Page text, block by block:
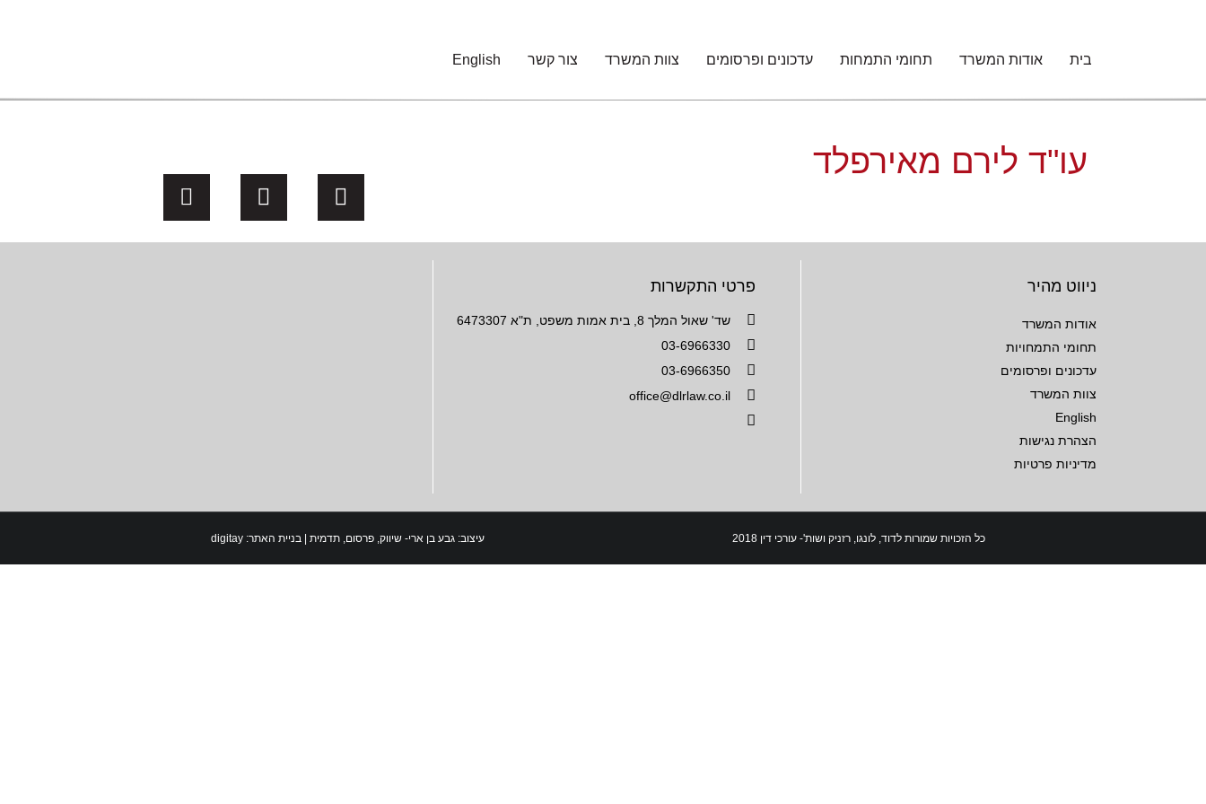
רזניק
בית אודות המשרד תחומי התמחות עדכונים ופרסומים צוות המשרד צור קשר English
עו"ד לירם מאירפלד
ניווט מהיר
אודות המשרד
תחומי התמחויות
עדכונים ופרסומים
צוות המשרד
English
הצהרת נגישות
מדיניות פרטיות
פרטי התקשרות
שד' שאול המלך 8, בית אמות משפט, ת"א 6473307
03-6966330
03-6966350
office@dlrlaw.co.il
כל הזכויות שמורות לדוד, לונגו, רזניק ושות'- עורכי דין 2018 עיצוב: גבע בן ארי- שיווק, פרסום, תדמית |בניית האתר: digitay